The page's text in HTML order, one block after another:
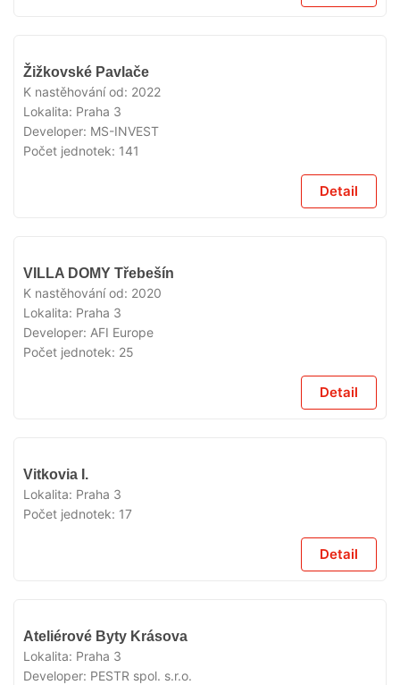
Žižkovské Pavlače
K nastěhování od: 2022
Lokalita: Praha 3
Developer: MS-INVEST
Počet jednotek: 141
Detail
VILLA DOMY Třebešín
K nastěhování od: 2020
Lokalita: Praha 3
Developer: AFI Europe
Počet jednotek: 25
Detail
Vitkovia I.
Lokalita: Praha 3
Počet jednotek: 17
Detail
Ateliérové Byty Krásova
Lokalita: Praha 3
Developer: PESTR spol. s.r.o.